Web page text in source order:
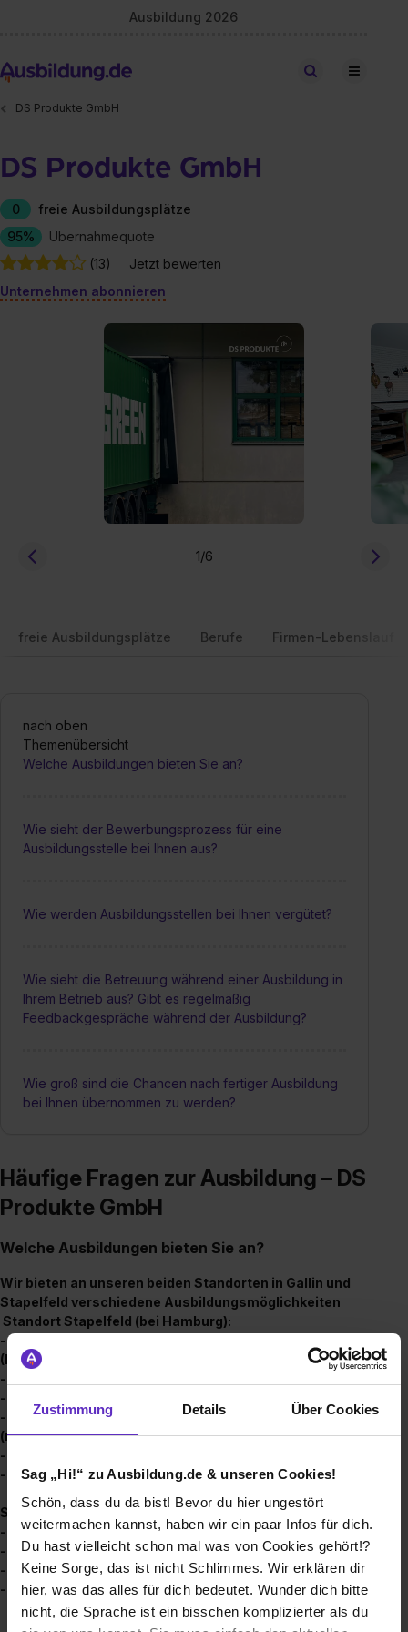
Zustimmung Details Über Cookies
Sag „Hi!“ zu Ausbildung.de & unseren Cookies!
Schön, dass du da bist! Bevor du hier ungestört
weitermachen kannst, haben wir ein paar Infos für dich.
Du hast vielleicht schon mal was von Cookies gehört!?
Keine Sorge, das ist nicht Schlimmes. Wir erklären dir
hier, was das alles für dich bedeutet. Wunder dich bitte
nicht, die Sprache ist ein bisschen komplizierter als du
Ausbildung 2026
Stellen finden
DS Produkte GmbH
DS Produkte GmbH
0
freie Ausbildungsplätze
95%
Übernahmequote
(13)
Jetzt bewerten
Unternehmen abonnieren
1/6
freie Ausbildungsplätze Berufe Firmen-Lebenslauf
nach oben
Themenübersicht
Welche Ausbildungen bieten Sie an?
Wie sieht der Bewerbungsprozess für eine
Ausbildungsstelle bei Ihnen aus?
Wie werden Ausbildungsstellen bei Ihnen vergütet?
Wie sieht die Betreuung während einer Ausbildung in
Ihrem Betrieb aus? Gibt es regelmäßig
Feedbackgespräche während der Ausbildung?
Wie groß sind die Chancen nach fertiger Ausbildung
bei Ihnen übernommen zu werden?
Häufige Fragen zur Ausbildung – DS
Produkte GmbH
Welche Ausbildungen bieten Sie an?
Wir bieten an unseren beiden Standorten in Gallin und
Stapelfeld verschiedene Ausbildungsmöglichkeiten
Standort Stapelfeld (bei Hamburg):
- Kauffrau/-mann im Groß- und Außenhandel
(Fachrichtung Außenhandel) (m/w/d)
- Betriebswirt im Außenhandel (m/w/d)
- Kauffrau/ -mann für Büromanagement (m/w/d)
- Fachinformatiker/in für Anwendungsentwicklung
(m/w/d)
- Fachinformatiker/in für Systemintegration (m/w/d)
- Mediengestalter/in - Digital und Print (m/w/d)
Standort Gallin (Mecklenburg-Vorpommern):
- Kauffrau/-mann für Büromanagement (m/w/d)
- Fachkraft für Lagerlogistik (m/w/d)
- Fachlagerist (m/w/d)
- Elektroniker für Betriebstechnik (m/w/d)